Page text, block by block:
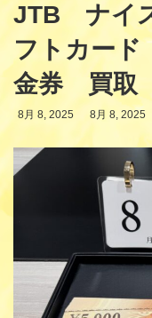
JTB ナイ
フトカー
金券 買取
8月 8, 2025
最
日
時
8月 8, 2025